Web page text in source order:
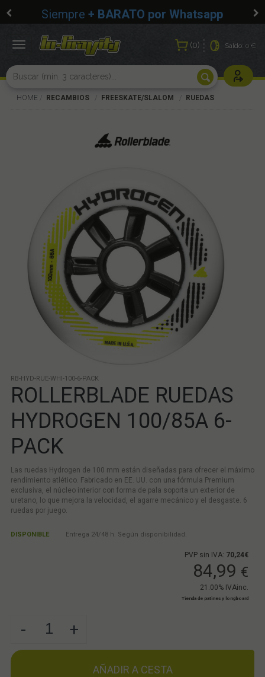
Siempre + BARATO por Whatsapp
0 Saldo:0 €
Usuarios
Toggle
HOME RECAMBIOS FREESKATE/SLALOM RUEDAS
RB-HYD-RUE-WHI-100-6-PACK
ROLLERBLADE RUEDAS
HYDROGEN 100/85A 6-
PACK
Las ruedas Hydrogen de 100 mm están diseñadas para ofrecer el máximo
rendimiento atlético. Fabricado en EE. UU. con una fórmula Premium
exclusiva, el núcleo interior con forma de pala soporta un exterior de
uretano, lo que mejora la velocidad, el agarre mecánico y el desgaste. 6
ruedas por juego.
DISPONIBLE Entrega 24/48 h. Según disponibilidad.
PVP sin IVA: 70,24€
84,99 €
21.00% IVAinc.
Tienda de patines y longboard
- +
AÑADIR A CESTA